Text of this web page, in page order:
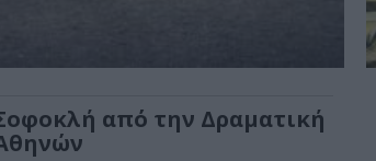
από την Δραματική